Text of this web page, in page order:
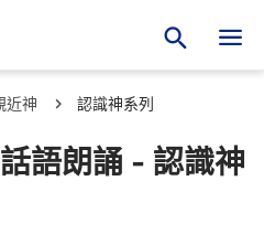
近神 認識神系列
語朗誦 - 認識神